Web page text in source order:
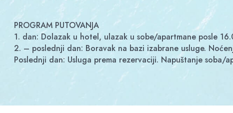
PROGRAM PUTOVANJA
1. dan: Dolazak u hotel, ulazak u sobe/apartmane posle
2. – poslednji dan: Boravak na bazi izabrane usluge.
Poslednji dan: Usluga prema rezervaciji. Napuštanje soba/